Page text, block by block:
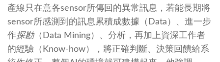
產線只在意各sensor所傳回的異常訊息，若能長期將
sensor所感測到的訊息累積成數據（Data）、進一步
作探勘（Data Mining）、分析，再加上資深工作者
的經驗（Know-how），將正確判斷、決策回饋給系